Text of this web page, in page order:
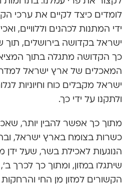
לומדים כיצד לקיים את ערכי
ידי המתנות לכהנים וללוויים,
ישראל בקדושה בירושלים, תוך
כך הקדושה מתגלה בתוך
המאכלים של ארץ ישראל
ישראל מקבלים כוח וחיוניות
ולתקנו על ידי כך.
מתוך כך אפשר להבין יותר,
כשרות בצומח בארץ ישראל,
הנוגעות לאכילת בשר, שעל ידן
שיתגלו במזון, ומתוך כך לכרך
הקשורים למזון מן החי והרחקות